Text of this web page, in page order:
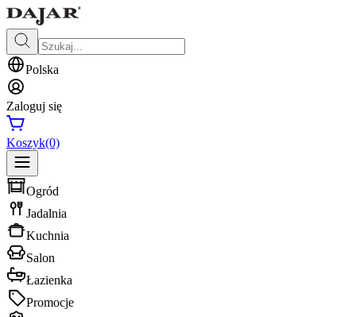
Polska
Zaloguj się
Koszyk(0)
Ogród
Jadalnia
Kuchnia
Salon
Łazienka
Promocje